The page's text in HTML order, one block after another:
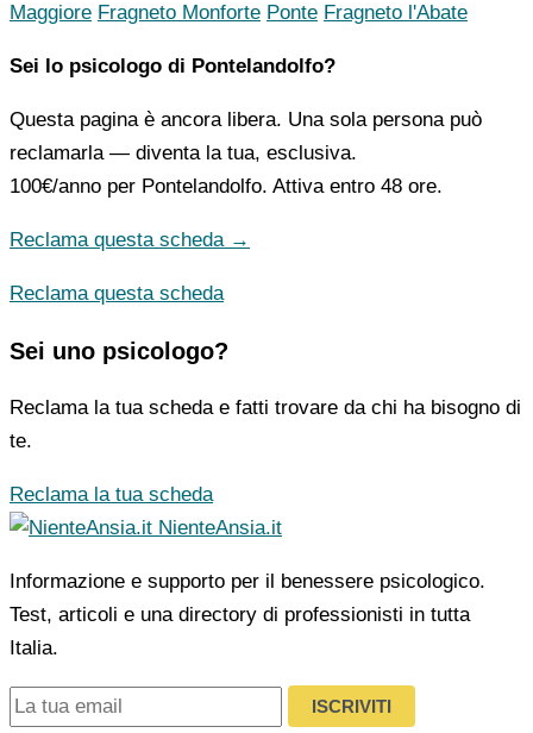
Maggiore Fragneto Monforte Ponte Fragneto l'Abate
Sei lo psicologo di Pontelandolfo?
Questa pagina è ancora libera. Una sola persona può
reclamarla — diventa la tua, esclusiva.
100€/anno per Pontelandolfo. Attiva entro 48 ore.
Reclama questa scheda →
Reclama questa scheda
Sei uno psicologo?
Reclama la tua scheda e fatti trovare da chi ha bisogno di
te.
Reclama la tua scheda
NienteAnsia.it
Informazione e supporto per il benessere psicologico.
Test, articoli e una directory di professionisti in tutta
Italia.
ISCRIVITI